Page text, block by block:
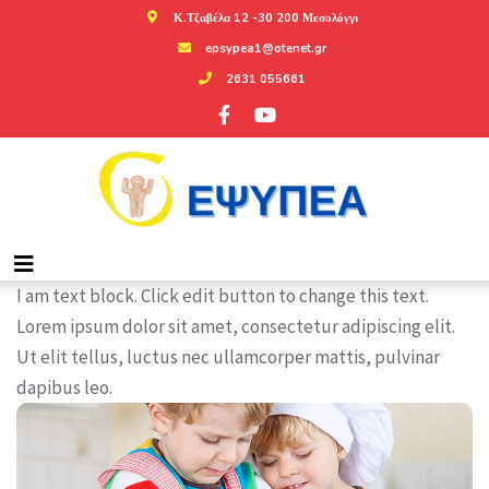
Κ.Τζαβέλα 12 -30 200 Μεσολόγγι
epsypea1@otenet.gr
2631 055661
I am text block. Click edit button to change this text.
Lorem ipsum dolor sit amet, consectetur adipiscing elit.
Ut elit tellus, luctus nec ullamcorper mattis, pulvinar
dapibus leo.
Hover Box Element